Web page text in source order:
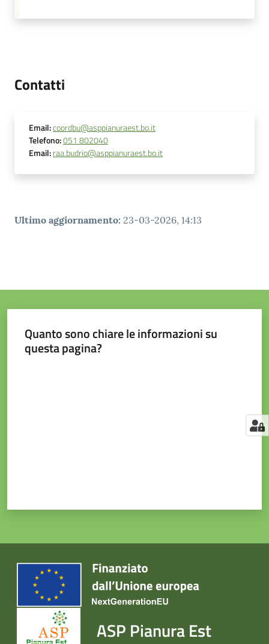
Contatti
Email:coordbu@asppianuraest.bo.it
Telefono:051 802040
Email:raa.budrio@asppianuraest.bo.it
Ultimo aggiornamento: 23-03-2026, 14:13
Quanto sono chiare le informazioni su
questa pagina?
ASP Pianura Est